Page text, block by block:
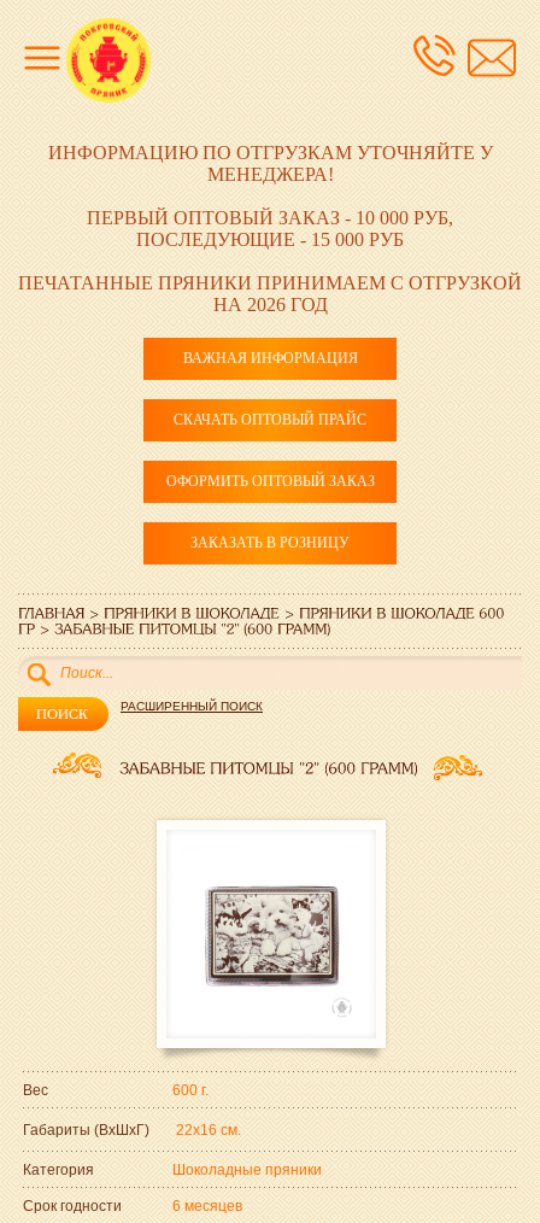
ИНФОРМАЦИЮ ПО ОТГРУЗКАМ УТОЧНЯЙТЕ У
МЕНЕДЖЕРА!
ПЕРВЫЙ ОПТОВЫЙ ЗАКАЗ - 10 000 РУБ,
ПОСЛЕДУЮЩИЕ - 15 000 РУБ
ПЕЧАТАННЫЕ ПРЯНИКИ ПРИНИМАЕМ С ОТГРУЗКОЙ
НА 2026 ГОД
ВАЖНАЯ ИНФОРМАЦИЯ
СКАЧАТЬ ОПТОВЫЙ ПРАЙС
ОФОРМИТЬ ОПТОВЫЙ ЗАКАЗ
ЗАКАЗАТЬ В РОЗНИЦУ
РАСШИРЕННЫЙ ПОИСК
Вес 600 г.
Габариты (ВxШxГ) 22x16 см.
Категория Шоколадные пряники
Срок годности 6 месяцев